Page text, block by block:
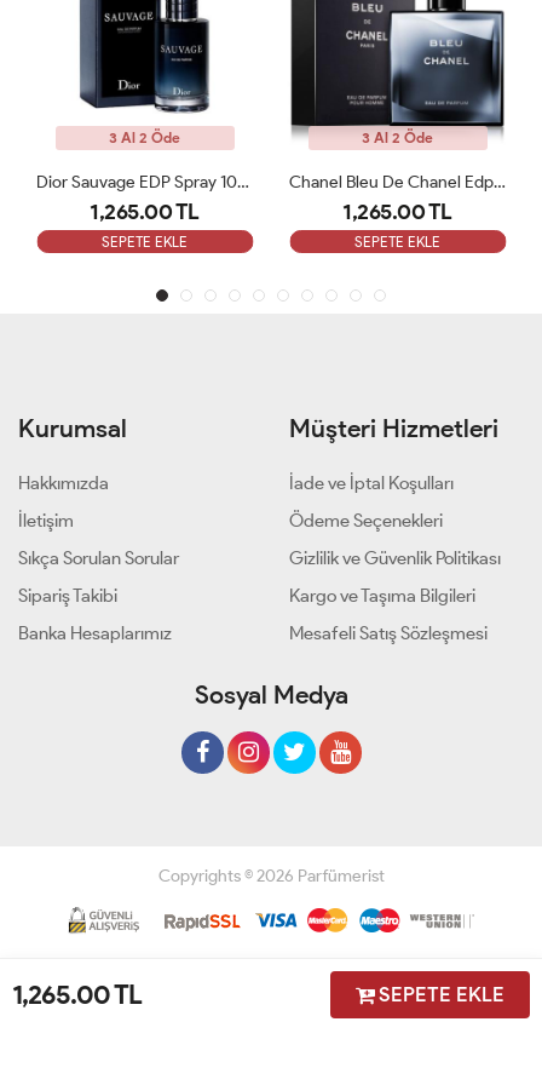
1,265.00TL SEPETE EKLE
Dior Sauvage EDP Spray 100ML Erkek Parfümü ARC
EKLE
Chanel Bleu De Chanel Edp 100 Ml ARC
1,265.00 TL
SEPETE EKLE
3 Al 2 Öde
1,265.00
SEPETE
Kurumsal
Hakkımızda
İletişim
Sıkça Sorulan Sorular
Sipariş Takibi
Banka Hesaplarımız
Müşteri Hizmetleri
İade ve İptal Koşulları
Ödeme Seçenekleri
Gizlilik ve Güvenlik Politikası
Kargo ve Taşıma Bilgileri
Mesafeli Satış Sözleşmesi
Sosyal Medya
Copyrights © 2026 Parfümerist
Geliştir - powered by innovation
Sipariş Takibi İletişim